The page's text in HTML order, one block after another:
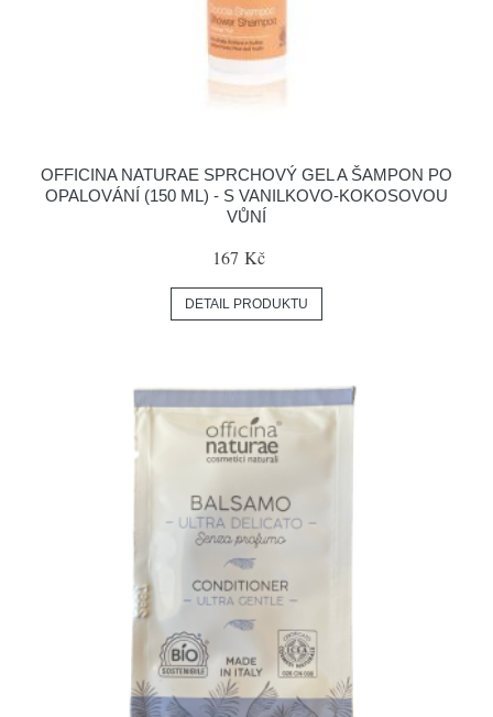
OFFICINA NATURAE SPRCHOVÝ GEL A ŠAMPON PO
OPALOVÁNÍ (150 ML) - S VANILKOVO-KOKOSOVOU
VŮNÍ
167 Kč
DETAIL PRODUKTU